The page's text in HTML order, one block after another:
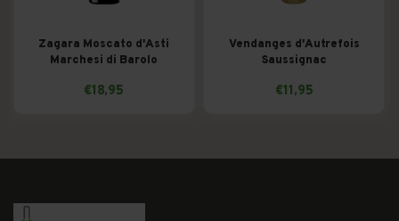
Zagara Moscato d'Asti
Marchesi di Barolo
€18,95
Vendanges d'Autrefois
Saussignac
€11,95